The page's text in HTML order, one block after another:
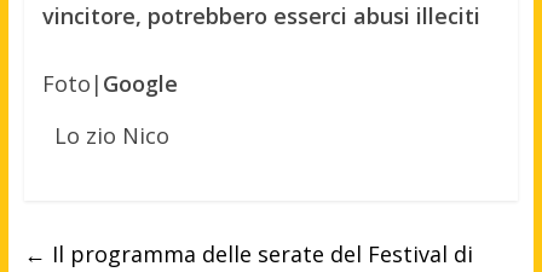
vincitore, potrebbero esserci abusi illeciti
Foto| Google
Lo zio Nico
← Il programma delle serate del Festival di